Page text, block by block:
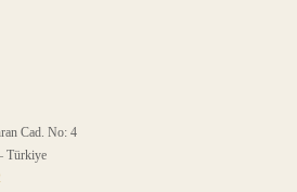
Cad. No: 4
Türkiye